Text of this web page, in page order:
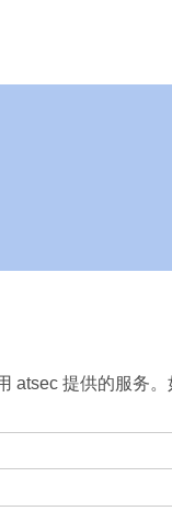
atsec 提供的服务